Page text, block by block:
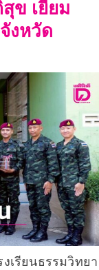
ข เยี่ยม
งหวัด
เรียนธรรมวิทยา